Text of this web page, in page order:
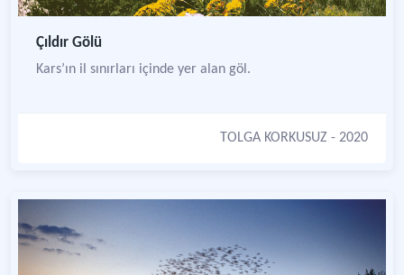
Çıldır Gölü
Kars’ın il sınırları içinde yer alan göl.
TOLGA KORKUSUZ - 2020